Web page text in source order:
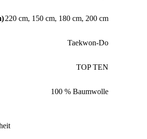
220 cm, 150 cm, 180 cm, 200 cm
Taekwon-Do
TOP TEN
100 % Baumwolle